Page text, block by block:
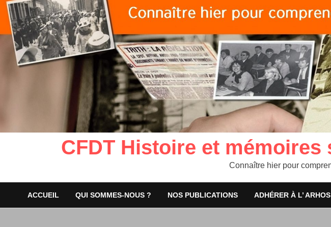
CFDT Histoire et
Connaître hier pour
ACCUEIL QUI SOMMES-NOUS ? NOS PUBLICATIONS ADHÉRER À L’ ARHOS